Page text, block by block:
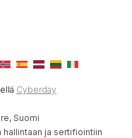
Cyberday
Suomi
ja sertifiointiin